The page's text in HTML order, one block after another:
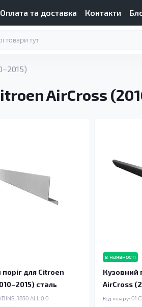
Оплата та доставка Контакти
AirCross
поріг для Citroen
сталь
в наявності
Кузовний
AirCross
Код товару: